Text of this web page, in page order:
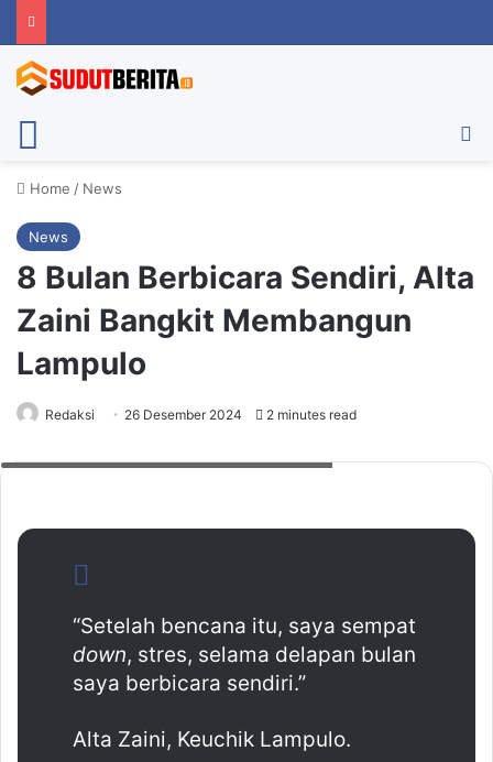
Home / News
News
8 Bulan Berbicara Sendiri, Alta
Zaini Bangkit Membangun
Lampulo
Redaksi 26 Desember 2024 2 minutes read
“Setelah bencana itu, saya sempat
down, stres, selama delapan bulan
saya berbicara sendiri.”
Alta Zaini, Keuchik Lampulo.